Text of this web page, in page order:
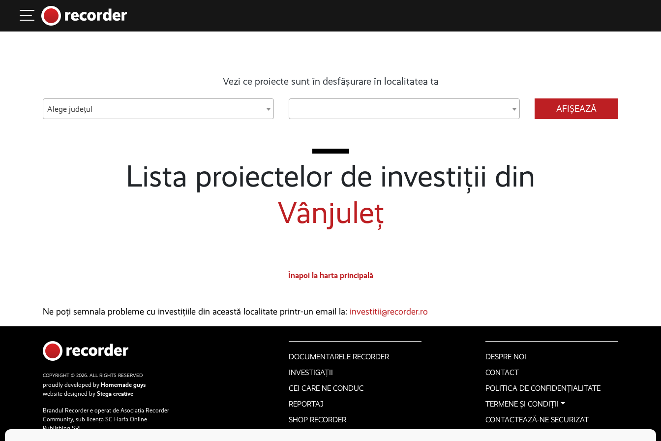
Main Navigation
Vezi ce proiecte sunt în desfășurare în localitatea ta
Alege județul AFIȘEAZĂ
Lista proiectelor de investiții din
Vânjuleț
Înapoi la harta principală
Ne poți semnala probleme cu investițiile din această localitate printr-un email la: investitii@recorder.ro
COPYRIGHT © 2026. ALL RIGHTS RESERVED
proudly developed by Homemade guys
website designed by Stega creative
Brandul Recorder e operat de Asociația Recorder
Community, sub licența SC Harfa Online
Publishing SRL.
DOCUMENTARELE RECORDER
INVESTIGAȚII
CEI CARE NE CONDUC
REPORTAJ
SHOP RECORDER
DESPRE NOI
CONTACT
POLITICA DE CONFIDENȚIALITATE
TERMENE ȘI CONDIȚII
CONTACTEAZĂ-NE SECURIZAT